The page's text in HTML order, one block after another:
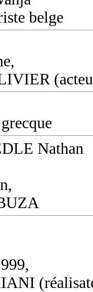
belge
Nathan